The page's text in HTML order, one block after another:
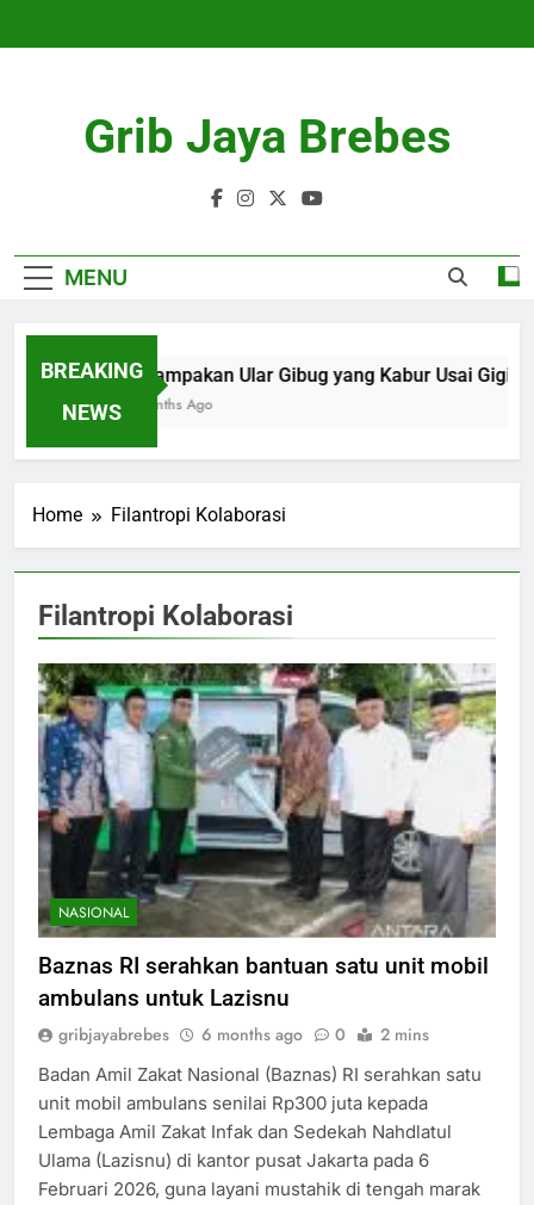
Grib Jaya Brebes
MENU
BREAKING
NEWS
Penampakan Ular Gibug yang Kabur Usai Gigit
4 Months Ago
Home Filantropi Kolaborasi
Filantropi Kolaborasi
NASIONAL
Baznas RI serahkan bantuan satu unit mobil
ambulans untuk Lazisnu
gribjayabrebes 6 months ago 0 2 mins
Badan Amil Zakat Nasional (Baznas) RI serahkan satu
unit mobil ambulans senilai Rp300 juta kepada
Lembaga Amil Zakat Infak dan Sedekah Nahdlatul
Ulama (Lazisnu) di kantor pusat Jakarta pada 6
Februari 2026, guna layani mustahik di tengah marak